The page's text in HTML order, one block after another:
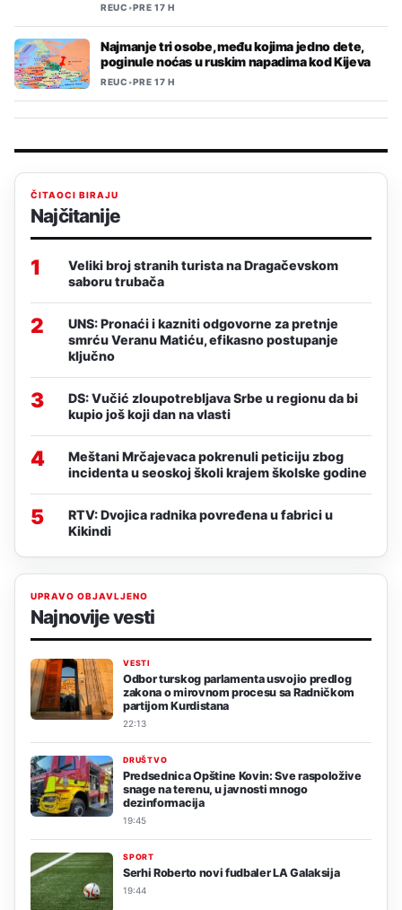
REUC•PRE 17 H
Najmanje tri osobe, među kojima jedno dete,
poginule noćas u ruskim napadima kod Kijeva
REUC•PRE 17 H
ČITAOCI BIRAJU
Najčitanije
1
Veliki broj stranih turista na Dragačevskom
saboru trubača
2
UNS: Pronaći i kazniti odgovorne za pretnje
smrću Veranu Matiću, efikasno postupanje
ključno
3
DS: Vučić zloupotrebljava Srbe u regionu da bi
kupio još koji dan na vlasti
4
Meštani Mrčajevaca pokrenuli peticiju zbog
incidenta u seoskoj školi krajem školske godine
5
RTV: Dvojica radnika povređena u fabrici u
Kikindi
UPRAVO OBJAVLJENO
Najnovije vesti
VESTI
Odbor turskog parlamenta usvojio predlog
zakona o mirovnom procesu sa Radničkom
partijom Kurdistana
22:13
DRUŠTVO
Predsednica Opštine Kovin: Sve raspoložive
snage na terenu, u javnosti mnogo
dezinformacija
19:45
SPORT
Serhi Roberto novi fudbaler LA Galaksija
19:44